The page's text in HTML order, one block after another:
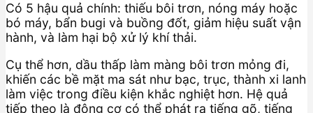
Có 5 hậu quả chính: thiếu bôi trơn, nóng máy hoặc
bó máy, bẩn bugi và buồng đốt, giảm hiệu suất vận
hành, và làm hại bộ xử lý khí thải.
Cụ thể hơn, dầu thấp làm màng bôi trơn mỏng đi,
khiến các bề mặt ma sát như bạc, trục, thành xi lanh
làm việc trong điều kiện khắc nghiệt hơn. Hệ quả
tiếp theo là động cơ có thể phát ra tiếng gõ, tiếng